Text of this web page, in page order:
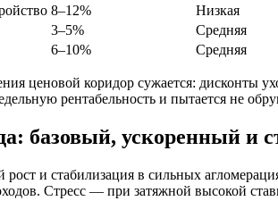
8–12%
Низкая
3–5%
Средняя
6–10% Средняя
ценовой коридор сужается: дисконты
рентабельность и пытается не
базовый, ускоренный и
и стабилизация в сильных
Стресс — при затяжной высокой